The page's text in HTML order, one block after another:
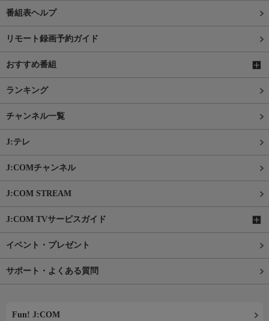
番組表ヘルプ
リモート録画予約ガイド
おすすめ番組
ランキング
チャンネル一覧
J:テレ
J:COMチャンネル
J:COM STREAM
J:COM TVサービスガイド
イベント・プレゼント
サポート・よくある質問
Fun! J:COM